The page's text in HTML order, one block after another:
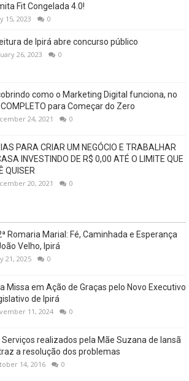
Fit Congelada 4.0!
15, 2023 0
de Ipirá abre concurso público
26, 2023 0
como o Marketing Digital funciona, no
para Começar do Zero
24, 2021 0
PARA CRIAR UM NEGÓCIO E TRABALHAR
INVESTINDO DE R$ 0,00 ATÉ O LIMITE QUE
QUISER
20, 2021 0
Romaria Marial: Fé, Caminhada e Esperança
Velho, Ipirá
21, 2025 0
Missa em Ação de Graças pelo Novo Executivo
de Ipirá
11, 2024 0
Serviços realizados pela Mãe Suzana de Iansã
a resolução dos problemas
14, 2016 0